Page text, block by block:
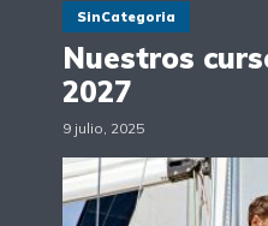
SinCategoria
Nuestros
2027
9 julio, 2025